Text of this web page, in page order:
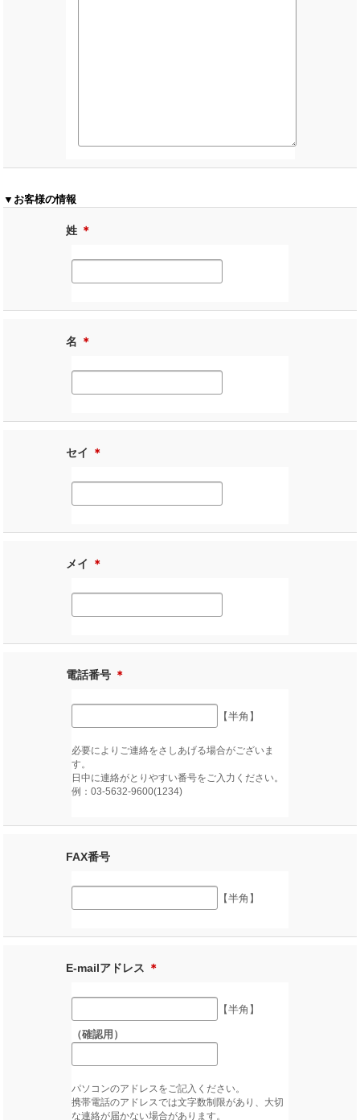
▼お客様の情報
姓 ＊
名 ＊
セイ ＊
メイ ＊
電話番号 ＊
【半角】
必要によりご連絡をさしあげる場合がございま
す。
日中に連絡がとりやすい番号をご入力ください。
例：03-5632-9600(1234)
FAX番号
【半角】
E-mailアドレス ＊
【半角】
（確認用）
パソコンのアドレスをご記入ください。
携帯電話のアドレスでは文字数制限があり、大切
な連絡が届かない場合があります。